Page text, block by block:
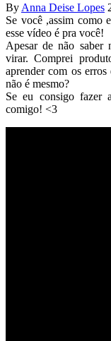
By Anna Deise Lopes
Se você ,assim como
esse vídeo é pra você!
Apesar de não saber
virar. Comprei
aprender com os
não é mesmo?
Se eu consigo fazer
comigo! <3